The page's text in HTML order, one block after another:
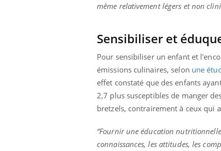
même relativement légers et non
Sensibiliser et
Pour sensibiliser un enfant et
émissions culinaires, selon une
effet constaté que des enfants
2,7 plus susceptibles de manger
bretzels, contrairement à ceux qui
“Fournir une éducation
connaissances, les attitudes, les